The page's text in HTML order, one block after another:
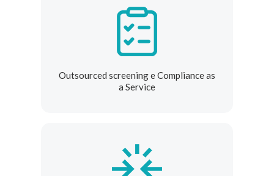
Outsourced screening e Compliance as
a Service